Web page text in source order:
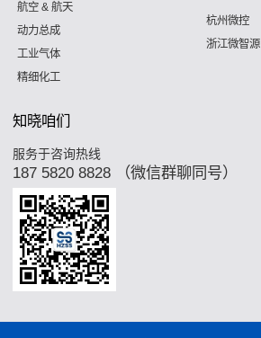
航空 & 航天
动力总成
工业气体
精细化工
杭州微控
浙江微智源
知晓咱们
服务于咨询热线
187 5820 8828 （微信群聊同号）